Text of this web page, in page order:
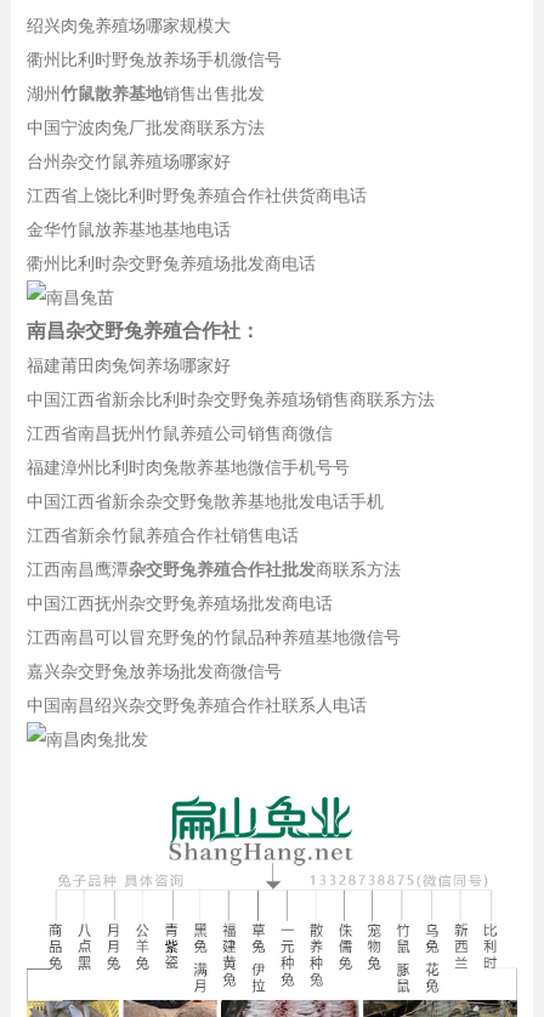
绍兴肉兔养殖场哪家规模大
衢州比利时野兔放养场手机微信号
湖州竹鼠散养基地销售出售批发
中国宁波肉兔厂批发商联系方法
台州杂交竹鼠养殖场哪家好
江西省上饶比利时野兔养殖合作社供货商电话
金华竹鼠放养基地基地电话
衢州比利时杂交野兔养殖场批发商电话
南昌杂交野兔养殖合作社：
福建莆田肉兔饲养场哪家好
中国江西省新余比利时杂交野兔养殖场销售商联系方法
江西省南昌抚州竹鼠养殖公司销售商微信
福建漳州比利时肉兔散养基地微信手机号号
中国江西省新余杂交野兔散养基地批发电话手机
江西省新余竹鼠养殖合作社销售电话
江西南昌鹰潭杂交野兔养殖合作社批发商联系方法
中国江西抚州杂交野兔养殖场批发商电话
江西南昌可以冒充野兔的竹鼠品种养殖基地微信号
嘉兴杂交野兔放养场批发商微信号
中国南昌绍兴杂交野兔养殖合作社联系人电话